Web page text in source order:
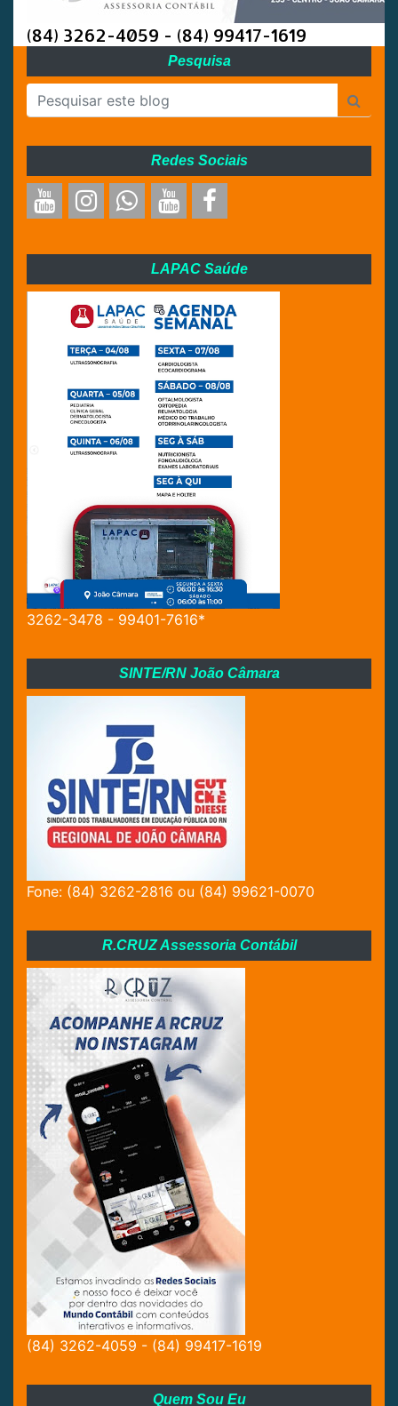
(84) 3262-4059 - (84) 99417-1619
Pesquisa
Redes Sociais
LAPAC Saúde
3262-3478 - 99401-7616*
SINTE/RN João Câmara
Fone: (84) 3262-2816 ou (84) 99621-0070
R.CRUZ Assessoria Contábil
(84) 3262-4059 - (84) 99417-1619
Quem Sou Eu